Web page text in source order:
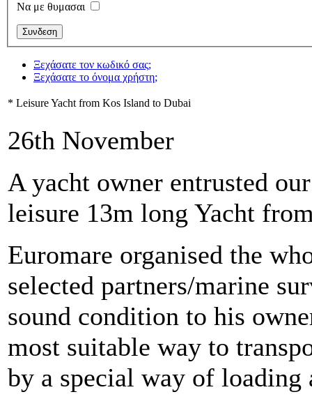
Να με θυμασαι
Ξεχάσατε τον κωδικό σας;
Ξεχάσατε το όνομα χρήστη;
* Leisure Yacht from Kos Island to Dubai
26th November
A yacht owner entrusted
leisure 13m long Yacht
Euromare organised the
selected partners/marine
sound condition to his
most suitable way to
by a special way of loading